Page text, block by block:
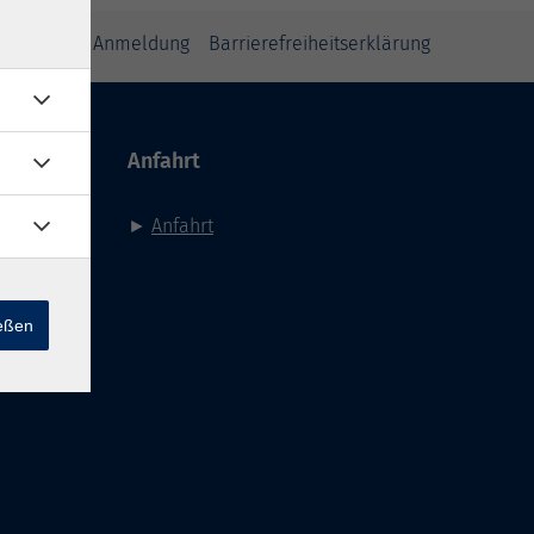
zur Anmeldung Barrierefreiheitserklärung
Anfahrt
► Anfahrt